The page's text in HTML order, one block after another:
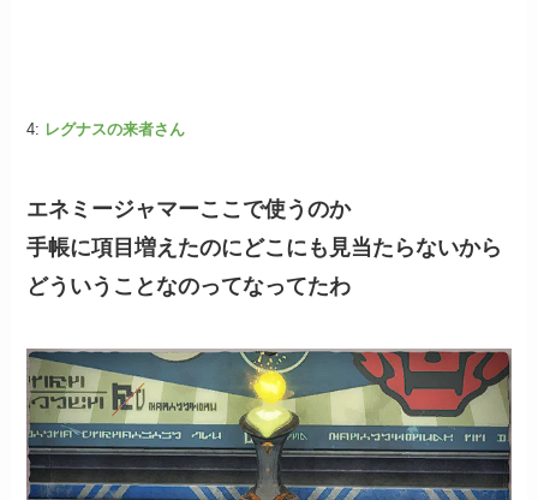
4: レグナスの来者さん
エネミージャマーここで使うのか
手帳に項目増えたのにどこにも見当たらないから
どういうことなのってなってたわ